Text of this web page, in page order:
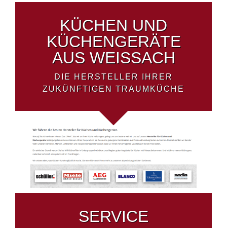
KÜCHEN UND
KÜCHENGERÄTE
AUS WEISSACH
DIE HERSTELLER IHRER
ZUKÜNFTIGEN TRAUMKÜCHE
SERVICE